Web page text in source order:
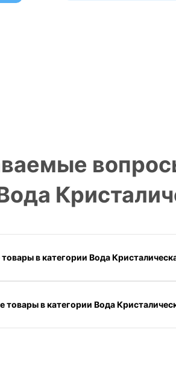
в категории Вода
товары в категории Вода